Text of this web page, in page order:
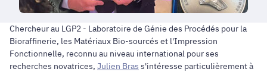
Chercheur au LGP2 - Laboratoire de Génie des Procédés pour la
Bioraffinerie, les Matériaux Bio-sourcés et l'Impression
Fonctionnelle, reconnu au niveau international pour ses
recherches novatrices, Julien Bras s'intéresse particulièrement à